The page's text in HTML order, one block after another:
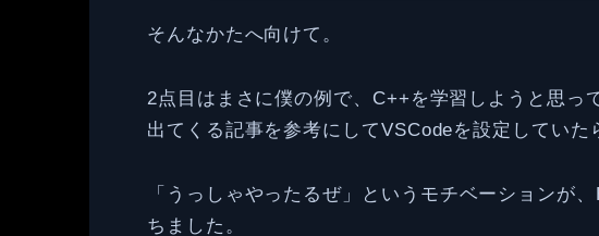
そんなかたへ向けて。
2点目はまさに僕の例で、C++を学習しようと思っ
出てくる記事を参考にしてVSCodeを設定していた
「うっしゃやったるぜ」というモチベーションが
ちました。